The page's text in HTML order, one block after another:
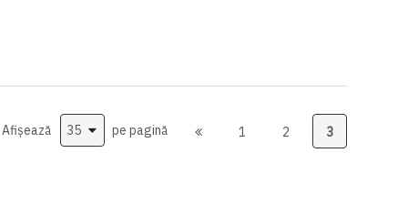
1
2 3
Afișează pe pagină